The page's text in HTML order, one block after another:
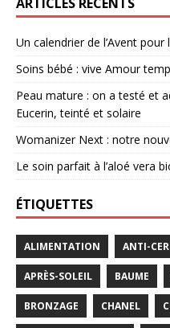
Un calendrier de l’Avent
Soins bébé : vive Amour
Peau mature : on a testé et
Eucerin, teinté et solaire
Womanizer Next : notre
Le soin parfait à l’aloé vera
ÉTIQUETTES
ALIMENTATION ANTI-
APRÈS-SOLEIL BAUME
BRONZAGE CHANEL